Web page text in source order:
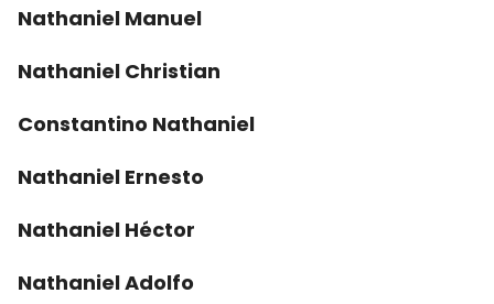
Nathaniel Manuel
Nathaniel Christian
Constantino Nathaniel
Nathaniel Ernesto
Nathaniel Héctor
Nathaniel Adolfo